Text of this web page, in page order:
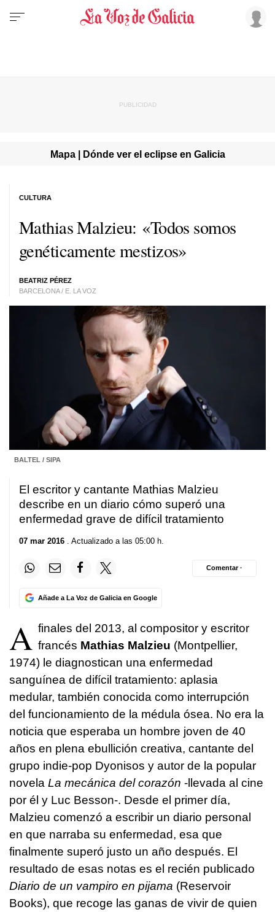
Mapa | Dónde ver el eclipse en Galicia
Mathias Malzieu: «Todos somos
genéticamente mestizos»
BEATRIZ PÉREZ
BARCELONA / E. LA VOZ
CULTURA
BALTEL / SIPA
El escritor y cantante Mathias Malzieu
describe en un diario cómo superó una
enfermedad grave de difícil tratamiento
07 mar 2016 . Actualizado a las 05:00 h.
Añade a La Voz de Galicia en Google
Comentar ·
A finales del 2013, al compositor y escritor
francés Mathias Malzieu (Montpellier,
1974) le diagnostican una enfermedad
sanguínea de difícil tratamiento: aplasia
medular, también conocida como interrupción
del funcionamiento de la médula ósea. No era la
noticia que esperaba un hombre joven de 40
años en plena ebullición creativa, cantante del
grupo indie-pop Dyonisos y autor de la popular
novela La mecánica del corazón -llevada al cine
por él y Luc Besson-. Desde el primer día,
Malzieu comenzó a escribir un diario personal
en que narraba su enfermedad, esa que
finalmente superó justo un año después. El
resultado de esas notas es el recién publicado
Diario de un vampiro en pijama (Reservoir
Books), que recoge las ganas de vivir de quien